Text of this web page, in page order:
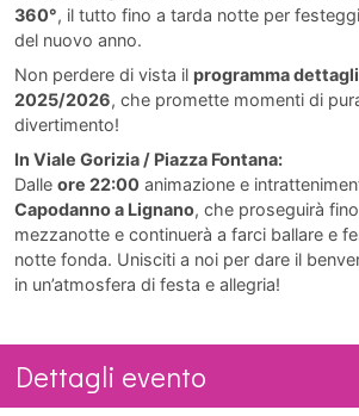
360°, il tutto fino a tarda notte per
del nuovo anno.
Non perdere di vista il programma
2025/2026, che promette momenti di
divertimento!
In Viale Gorizia / Piazza Fontana:
Dalle ore 22:00 animazione e
Capodanno a Lignano, che proseguirà
mezzanotte e continuerà a farci ballare e
notte fonda. Unisciti a noi per dare il
in un’atmosfera di festa e allegria!
Dettagli evento